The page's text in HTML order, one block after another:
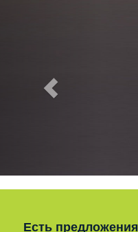
Есть